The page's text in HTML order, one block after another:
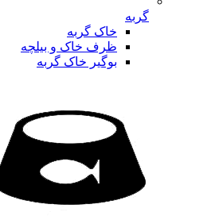
گربه
خاک گربه
ظرف خاک و بیلچه
بوگیر خاک گربه